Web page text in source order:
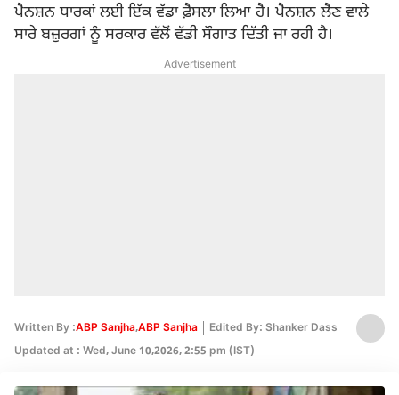
ਪੈਨਸ਼ਨ ਧਾਰਕਾਂ ਲਈ ਇੱਕ ਵੱਡਾ ਫ਼ੈਸਲਾ ਲਿਆ ਹੈ। ਪੈਨਸ਼ਨ ਲੈਣ ਵਾਲੇ
ਸਾਰੇ ਬਜ਼ੁਰਗਾਂ ਨੂੰ ਸਰਕਾਰ ਵੱਲੋਂ ਵੱਡੀ ਸੌਗਾਤ ਦਿੱਤੀ ਜਾ ਰਹੀ ਹੈ।
Advertisement
Written By :ABP Sanjha,ABP Sanjha
Edited By: Shanker Dass
Updated at : Wed, June 10,2026, 2:55 pm (IST)